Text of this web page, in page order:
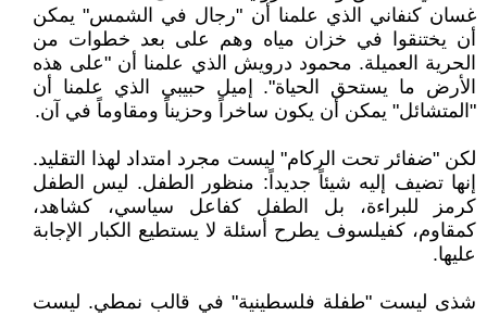
غسان كنفاني الذي علمنا أن "رجال في الشمس" يمكن
أن يختنقوا في خزان مياه وهم على بعد خطوات من
الحرية العميلة. محمود درويش الذي علمنا أن "على هذه
الأرض ما يستحق الحياة". إميل حبيبي الذي علمنا أن
"المتشائل" يمكن أن يكون ساخراً وحزيناً ومقاوماً في آن.
لكن "ضفائر تحت الركام" ليست مجرد امتداد لهذا التقليد.
إنها تضيف إليه شيئاً جديداً: منظور الطفل. ليس الطفل
كرمز للبراءة، بل الطفل كفاعل سياسي، كشاهد،
كمقاوم، كفيلسوف يطرح أسئلة لا يستطيع الكبار الإجابة
عليها.
شذى ليست "طفلة فلسطينية" في قالب نمطي. ليست